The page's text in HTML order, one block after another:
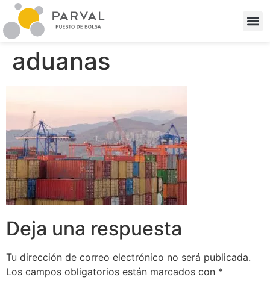
aduanas
Deja una respuesta
Tu dirección de correo electrónico no será publicada.
Los campos obligatorios están marcados con *